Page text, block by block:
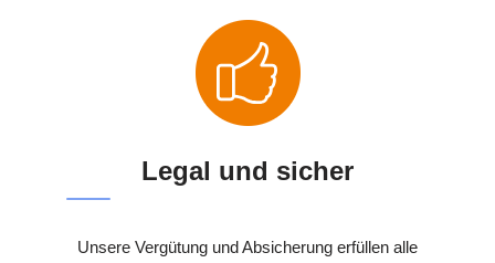
Legal und sicher
Unsere Vergütung und Absicherung erfüllen alle